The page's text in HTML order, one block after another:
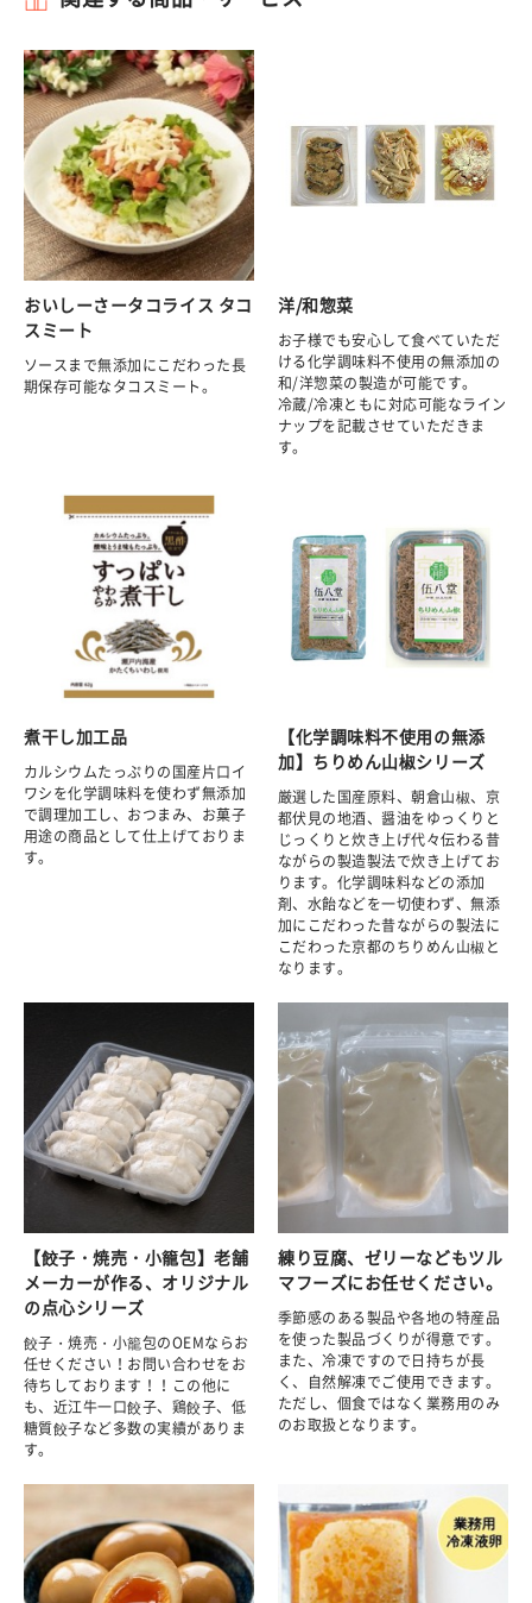
おいしーさータコライス タコ
スミート
ソースまで無添加にこだわった長
期保存可能なタコスミート。
洋/和惣菜
お子様でも安心して食べていただ
ける化学調味料不使用の無添加の
和/洋惣菜の製造が可能です。
冷蔵/冷凍ともに対応可能なライン
ナップを記載させていただきま
す。
煮干し加工品
カルシウムたっぷりの国産片口イ
ワシを化学調味料を使わず無添加
で調理加工し、おつまみ、お菓子
用途の商品として仕上げておりま
す。
【化学調味料不使用の無添
加】ちりめん山椒シリーズ
厳選した国産原料、朝倉山椒、京
都伏見の地酒、醤油をゆっくりと
じっくりと炊き上げ代々伝わる昔
ながらの製造製法で炊き上げてお
ります。化学調味料などの添加
剤、水飴などを一切使わず、無添
加にこだわった昔ながらの製法に
こだわった京都のちりめん山椒と
なります。
【餃子・焼売・小籠包】老舗
メーカーが作る、オリジナル
の点心シリーズ
餃子・焼売・小籠包のOEMならお
任せください！お問い合わせをお
待ちしております！！この他に
も、近江牛一口餃子、鶏餃子、低
糖質餃子など多数の実績がありま
す。
練り豆腐、ゼリーなどもツル
マフーズにお任せください。
季節感のある製品や各地の特産品
を使った製品づくりが得意です。
また、冷凍ですので日持ちが長
く、自然解凍でご使用できます。
ただし、個食ではなく業務用のみ
のお取扱となります。